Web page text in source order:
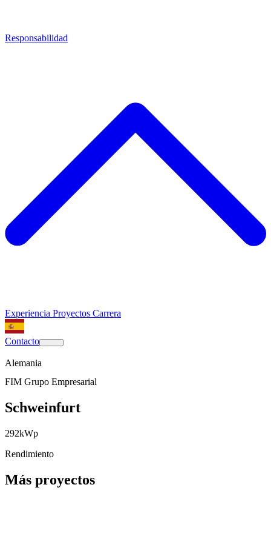
Responsabilidad
Experiencia Proyectos Carrera
Contacto
Alemania
FIM Grupo Empresarial
Schweinfurt
292kWp
Rendimiento
Más proyectos